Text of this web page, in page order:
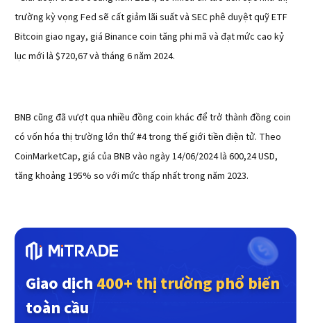
trường kỳ vọng Fed sẽ cất giảm lãi suất và SEC phê duyệt quỹ ETF
Bitcoin giao ngay, giá Binance coin tăng phi mã và đạt mức cao kỷ
lục mới là $720,67 và tháng 6 năm 2024.
BNB cũng đã vượt qua nhiều đồng coin khác để trở thành đồng coin
có vốn hóa thị trường lớn thứ #4 trong thế giới tiền điện tử. Theo
CoinMarketCap, giá của BNB vào ngày 14/06/2024 là 600,24 USD,
tăng khoảng 195% so với mức thấp nhất trong năm 2023.
Giao dịch 400+ thị trường phổ biến
toàn cầu